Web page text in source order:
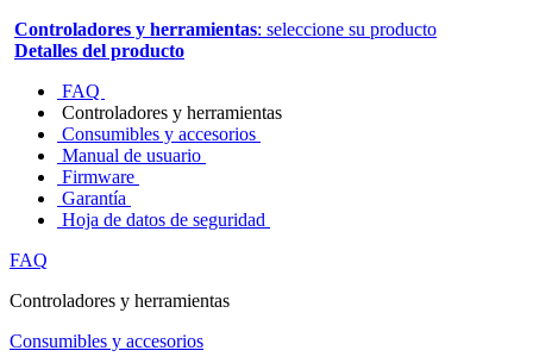
Controladores y herramientas: seleccione su producto
Detalles del producto
FAQ
Controladores y herramientas
Consumibles y accesorios
Manual de usuario
Firmware
Garantía
Hoja de datos de seguridad
FAQ
Controladores y herramientas
Consumibles y accesorios